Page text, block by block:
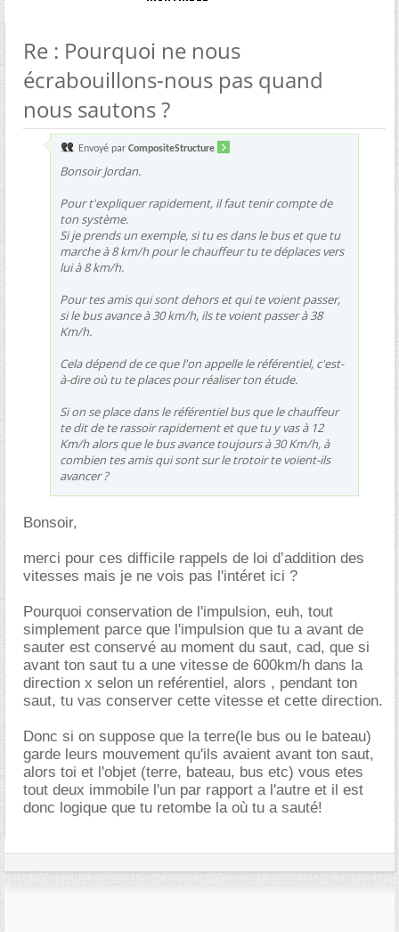
Re : Pourquoi ne nous
écrabouillons-nous pas quand
nous sautons ?
Envoyé par CompositeStructure
Bonsoir Jordan.
Pour t'expliquer rapidement, il faut tenir compte de
ton système.
Si je prends un exemple, si tu es dans le bus et que tu
marche à 8 km/h pour le chauffeur tu te déplaces vers
lui à 8 km/h.
Pour tes amis qui sont dehors et qui te voient passer,
si le bus avance à 30 km/h, ils te voient passer à 38
Km/h.
Cela dépend de ce que l'on appelle le référentiel, c'est-
à-dire où tu te places pour réaliser ton étude.
Si on se place dans le référentiel bus que le chauffeur
te dit de te rassoir rapidement et que tu y vas à 12
Km/h alors que le bus avance toujours à 30 Km/h, à
combien tes amis qui sont sur le trotoir te voient-ils
avancer ?
Bonsoir,
merci pour ces difficile rappels de loi d’addition des
vitesses mais je ne vois pas l'intéret ici ?
Pourquoi conservation de l'impulsion, euh, tout
simplement parce que l'impulsion que tu a avant de
sauter est conservé au moment du saut, cad, que si
avant ton saut tu a une vitesse de 600km/h dans la
direction x selon un reférentiel, alors , pendant ton
saut, tu vas conserver cette vitesse et cette direction.
Donc si on suppose que la terre(le bus ou le bateau)
garde leurs mouvement qu'ils avaient avant ton saut,
alors toi et l'objet (terre, bateau, bus etc) vous etes
tout deux immobile l'un par rapport a l'autre et il est
donc logique que tu retombe la où tu a sauté!